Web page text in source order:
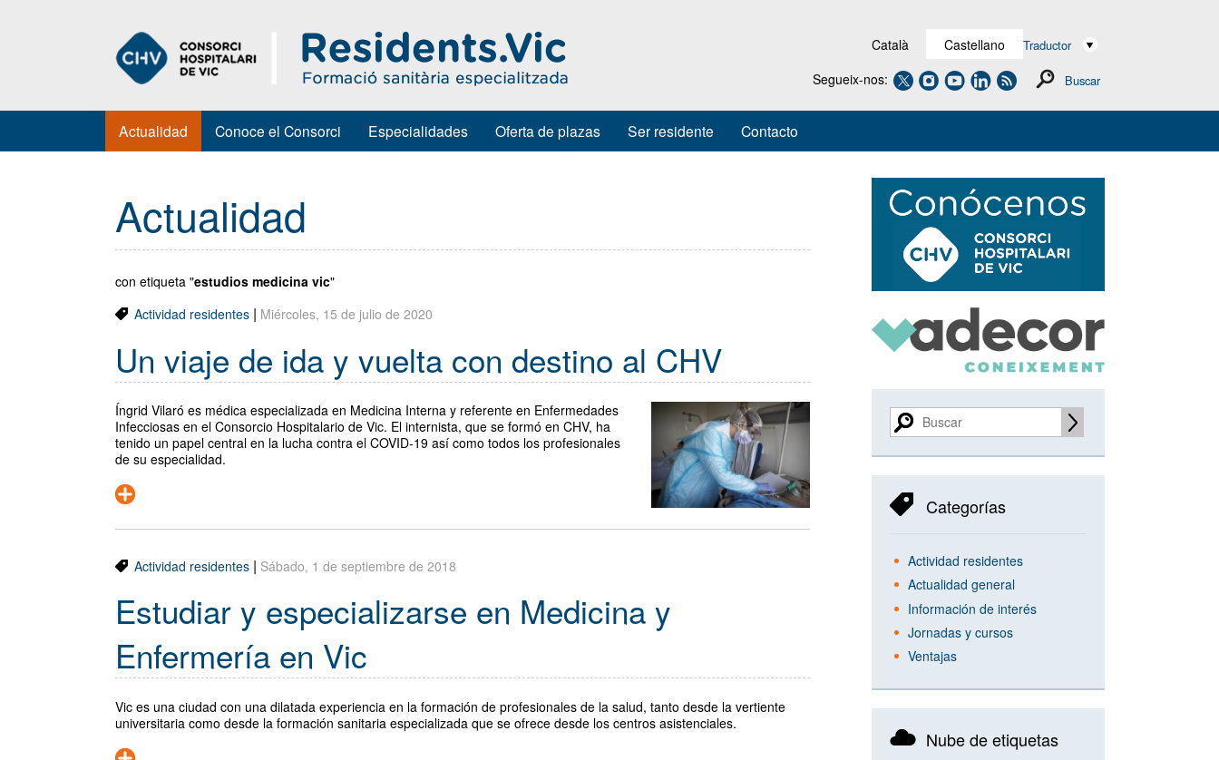
Català Castellano Traductor
Segueix-nos: Buscar
Actualidad Conoce el Consorci Especialidades Oferta de plazas Ser residente Contacto
Actualidad
con etiqueta "estudios medicina vic"
Actividad residentes | Miércoles, 15 de julio de 2020
Un viaje de ida y vuelta con destino al CHV
Íngrid Vilaró es médica especializada en Medicina Interna y referente en Enfermedades
Infecciosas en el Consorcio Hospitalario de Vic. El internista, que se formó en CHV, ha
tenido un papel central en la lucha contra el COVID-19 así como todos los profesionales
de su especialidad.
Actividad residentes | Sábado, 1 de septiembre de 2018
Estudiar y especializarse en Medicina y
Enfermería en Vic
Vic es una ciudad con una dilatada experiencia en la formación de profesionales de la salud, tanto desde la vertiente
universitaria como desde la formación sanitaria especializada que se ofrece desde los centros asistenciales.
Navegación
secundaria
Categorías
Actividad residentes
Actualidad general
Información de interés
Jornadas y cursos
Ventajas
Nube de etiquetas